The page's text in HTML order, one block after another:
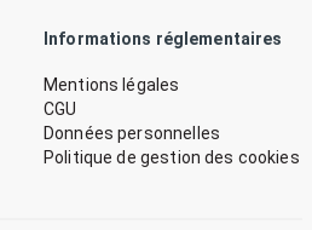
Informations réglementaires
Mentions légales
CGU
Données personnelles
Politique de gestion des cookies